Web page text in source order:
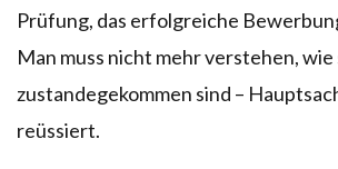
Prüfung, das erfolgreiche
Man muss nicht mehr verstehen, wie
zustandegekommen sind –
reüssiert.